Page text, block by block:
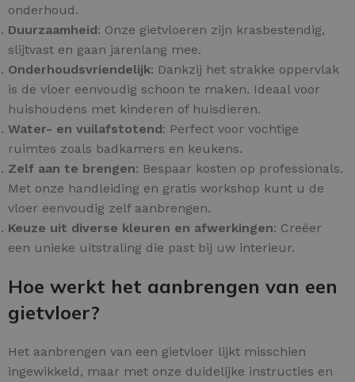
onderhoud.
Duurzaamheid: Onze gietvloeren zijn krasbestendig,
slijtvast en gaan jarenlang mee.
Onderhoudsvriendelijk: Dankzij het strakke oppervlak
is de vloer eenvoudig schoon te maken. Ideaal voor
huishoudens met kinderen of huisdieren.
Water- en vuilafstotend: Perfect voor vochtige
ruimtes zoals badkamers en keukens.
Zelf aan te brengen: Bespaar kosten op professionals.
Met onze handleiding en gratis workshop kunt u de
vloer eenvoudig zelf aanbrengen.
Keuze uit diverse kleuren en afwerkingen: Creëer
een unieke uitstraling die past bij uw interieur.
Hoe werkt het aanbrengen van een
gietvloer?
Het aanbrengen van een gietvloer lijkt misschien
ingewikkeld, maar met onze duidelijke instructies en